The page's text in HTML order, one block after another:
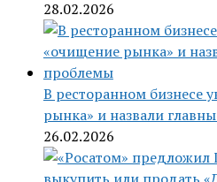
28.02.2026
В ресторанном бизнесе
рынка» и назвали
26.02.2026